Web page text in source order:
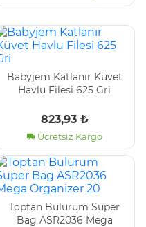
Babyjem Katlanır Küvet
Havlu Fi̇lesi̇ 625 Gri̇
823,93 ₺
Ücretsiz Kargo
Toptan Bulurum Super
Bag ASR2036 Mega